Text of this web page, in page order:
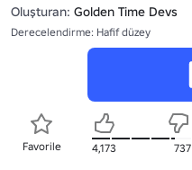
Oluşturan: Golden Time Devs
Derecelendirme: Hafif düzey
Favorile 4,173 737